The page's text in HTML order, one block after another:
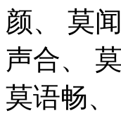
颜、
莫
声合、
莫语畅、